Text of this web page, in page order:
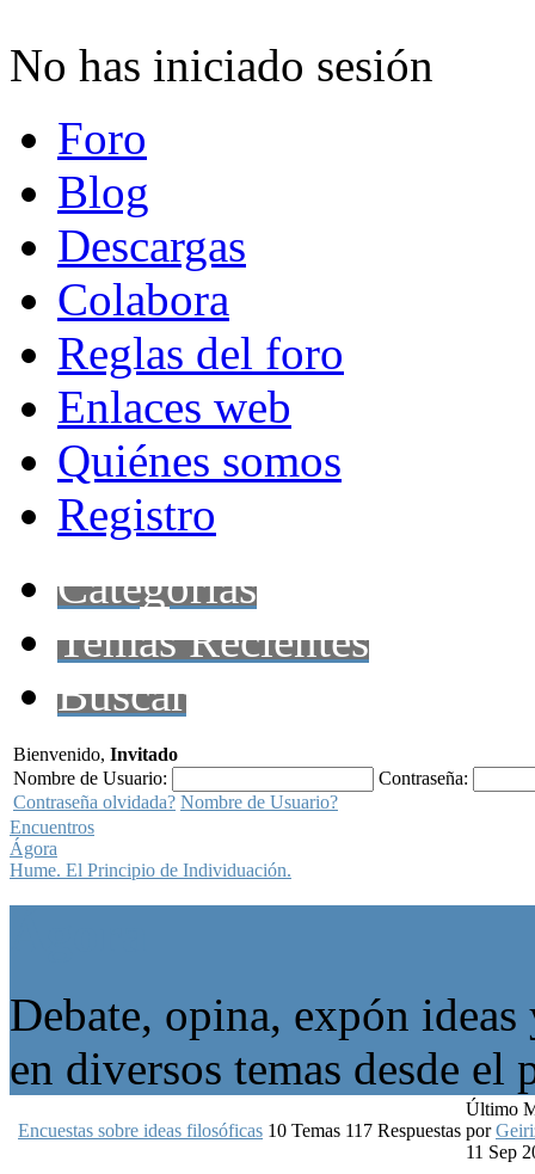
No has iniciado sesión
Foro
Blog
Descargas
Colabora
Reglas del foro
Enlaces web
Quiénes somos
Registro
Categorías
Temas Recientes
Buscar
Bienvenido, Invitado
Nombre de Usuario:
Contraseña:
Contraseña olvidada? Nombre de Usuario?
Encuentros
Ágora
Hume. El Principio de Individuación.
Debate, opina, expón
en diversos temas desde
Encuestas sobre ideas filosóficas 10 Temas 117 Respuestas
Último
por
11 Sep